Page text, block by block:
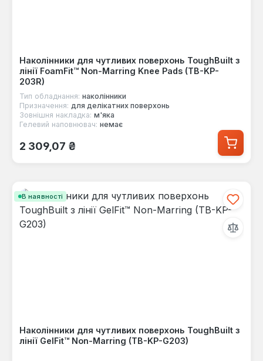
Наколінники для чутливих поверхонь ToughBuilt з
лінії FoamFit™ Non-Marring Knee Pads (TB-KP-
203R)
Тип обладнання: наколінники
Призначення: для делікатних поверхонь
Зовнішня накладка: м'яка
Гелевий наповнювач: немає
Звичайна ціна:
2 309,07 ₴
В наявності
Наколінники для чутливих поверхонь ToughBuilt з
лінії GelFit™ Non-Marring (TB-KP-G203)